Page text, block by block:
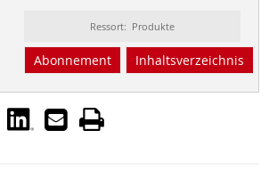
Ressort: Produkte
Abonnement Inhaltsverzeichnis